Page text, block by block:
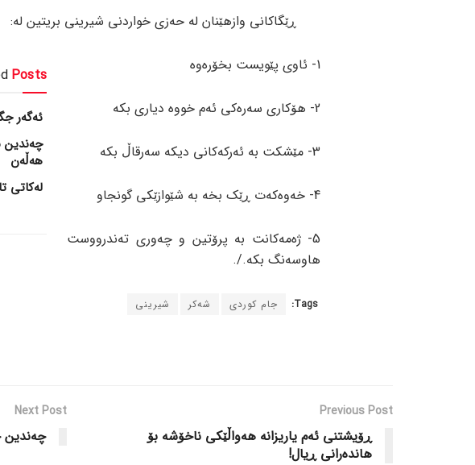
ڕێگاکانی وازهێنان لە حەزی خواردنی شیرینی بریتین لە:
Posts
ئەگەر
چەندین
هەڵەن
لەکاتی
1- ئاوی پێویست بخۆرەوە
2- هۆکاری سەرەکی ئەم خووە دیاری بکە
3- مێشکت بە ئەرکەکانی دیکه سەرقاڵ بکە
4- خەوەکەت ڕێک بخە بە شێوازێکی گونجاو
5- ژەمەکانت بە پرۆتین و چەوری تەندرووست
هاوسەنگ بکە./.
Tags: جام کوردی شەکر شیرینی
Previous Post
ڕۆیشتنی ئەم یاریزانە هەواڵێکی ناخۆشە بۆ
هاندەرانی ڕیال!
Next Post
چەندین